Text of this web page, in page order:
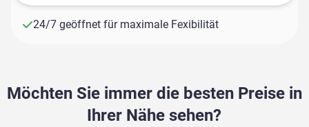
24/7 geöffnet für maximale Fexibilität
Möchten Sie immer die besten Preise in
Ihrer Nähe sehen?